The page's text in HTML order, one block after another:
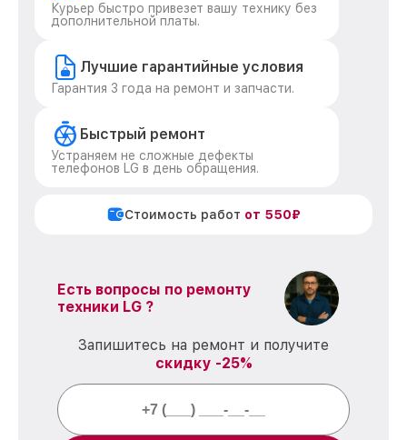
Курьер быстро привезет вашу технику без
дополнительной платы.
Лучшие гарантийные условия
Гарантия 3 года на ремонт и запчасти.
Быстрый ремонт
Устраняем не сложные дефекты
телефонов LG в день обращения.
Стоимость работ от 550₽
Есть вопросы по ремонту
техники LG ?
Запишитесь на ремонт и получите
скидку -25%